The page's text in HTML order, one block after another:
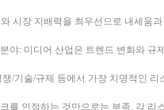
시장 지배력을 최우선으로 내세움
야: 미디어 산업은 트렌드 변화와
/기술/규제 등에서 가장 치명적인 리
를 인정하는 것만으로는 부족. 각